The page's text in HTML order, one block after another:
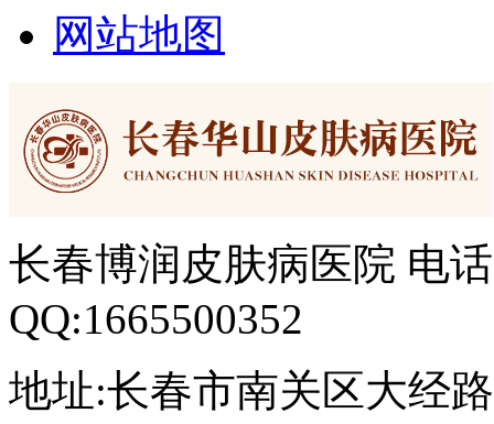
网站地图
长春博润皮肤病医院 电
QQ:1665500352
地址:长春市南关区大经